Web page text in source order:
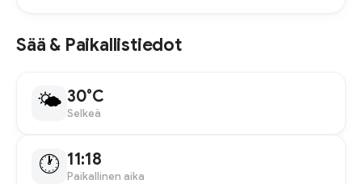
Sää & Paikallistiedot
🌤 30°C
Selkeä
🕐 11:18
Paikallinen aika